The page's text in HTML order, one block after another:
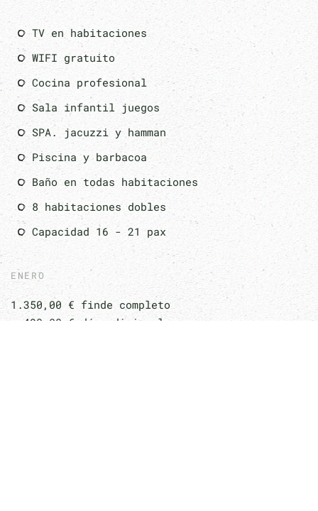
TV en habitaciones
WIFI gratuito
Cocina profesional
Sala infantil juegos
SPA. jacuzzi y hamman
Piscina y barbacoa
Baño en todas habitaciones
8 habitaciones dobles
Capacidad 16 - 21 pax
ENERO
1.350,00 € finde completo
490,00 € día adicional